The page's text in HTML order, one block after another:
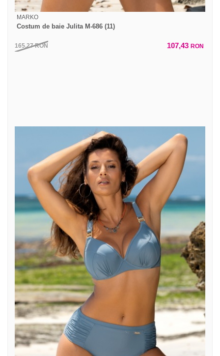
MARKO
Costum de baie Julita M-686 (11)
165,27RON 107,43 RON